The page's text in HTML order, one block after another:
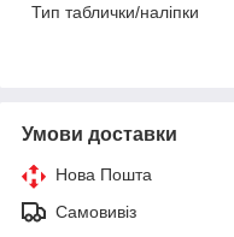
Тип таблички/наліпки
Умови доставки
Нова Пошта
Самовивіз